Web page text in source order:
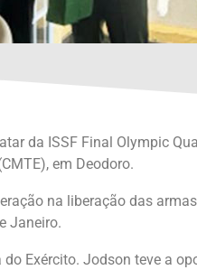
da ISSF Final Olympic
em Deodoro.
na liberação das
Janeiro.
Exército. Jodson teve a